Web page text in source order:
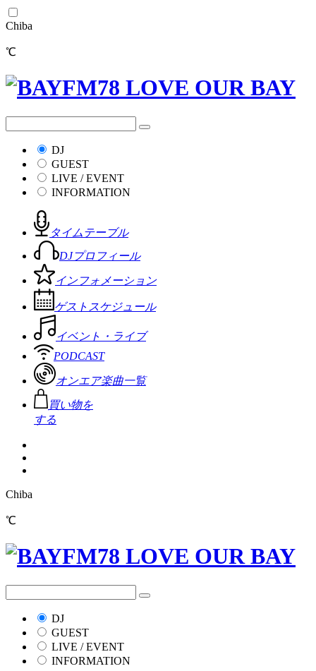
Chiba
℃
DJ
GUEST
LIVE / EVENT
INFORMATION
タイムテーブル
DJプロフィール
インフォメーション
ゲストスケジュール
イベント・ライブ
PODCAST
オンエア楽曲一覧
買い物を
する
Chiba
℃
DJ
GUEST
LIVE / EVENT
INFORMATION